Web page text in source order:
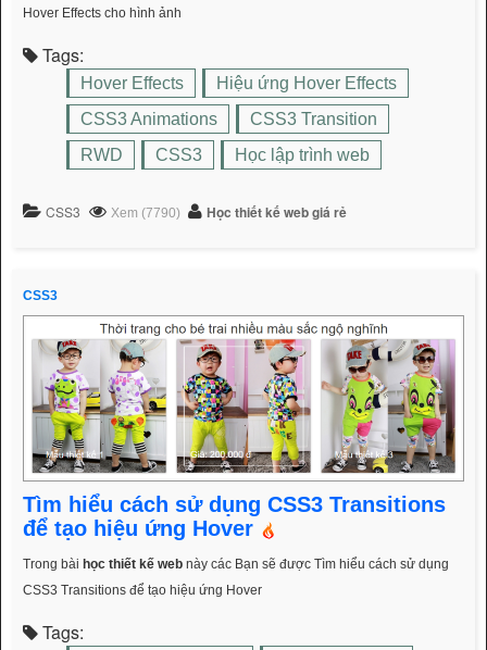
Hover Effects cho hình ảnh
Tags:
Hover Effects
Hiệu ứng Hover Effects
CSS3 Animations
CSS3 Transition
RWD
CSS3 Học lập trình web
CSS3 Xem (7790) Học thiết kế web giá rẻ
CSS3
Tìm hiểu cách sử dụng CSS3 Transitions
để tạo hiệu ứng Hover
Trong bài học thiết kế web này các Bạn sẽ được Tìm hiểu cách sử dụng
CSS3 Transitions để tạo hiệu ứng Hover
Tags: